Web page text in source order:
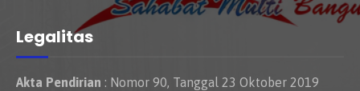
Legalitas
Akta Pendirian : Nomor 90, Tanggal 23 Oktober 2019